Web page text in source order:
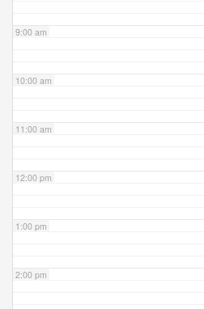
9:00 am
10:00 am
11:00 am
12:00 pm
1:00 pm
2:00 pm